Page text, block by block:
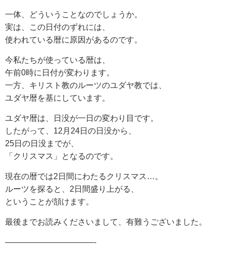
一体、どういうことなのでしょうか。
実は、この日付のずれには、
使われている暦に原因があるのです。
今私たちが使っている暦は、
午前0時に日付が変わります。
一方、キリスト教のルーツのユダヤ教では、
ユダヤ暦を基にしています。
ユダヤ暦は、日没が一日の変わり目です。
したがって、12月24日の日没から、
25日の日没までが、
「クリスマス」となるのです。
現在の暦では2日間にわたるクリスマス…。
ルーツを探ると、2日間盛り上がる、
ということが頷けます。
最後までお読みくださいまして、有難うございました。
———————————-